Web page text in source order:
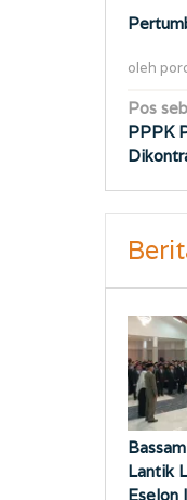
oleh
pos
Pos
PPPK
Lantik
Eselon